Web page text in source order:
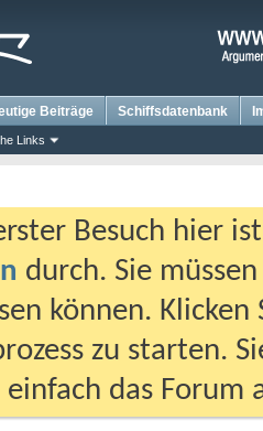
Links
Beiträge Schiffsdatenbank
Besuch hier
durch. Sie
können.
zu starten.
einfach das